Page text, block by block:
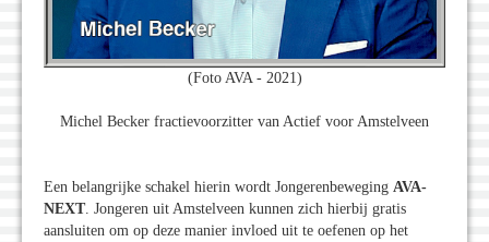
(Foto AVA - 2021)
Michel Becker fractievoorzitter van Actief voor Amstelveen
Een belangrijke schakel hierin wordt Jongerenbeweging AVA-
NEXT. Jongeren uit Amstelveen kunnen zich hierbij gratis
aansluiten om op deze manier invloed uit te oefenen op het